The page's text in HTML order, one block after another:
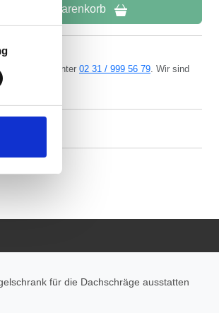
über
In den Warenkorb
oder Telefon unter 02 31 / 999 56 79. Wir sind
für die Dachschräge ausstatten